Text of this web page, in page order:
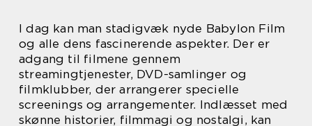
I dag kan man stadigvæk nyde Babylon Film
og alle dens fascinerende aspekter. Der er
adgang til filmene gennem
streamingtjenester, DVD-samlinger og
filmklubber, der arrangerer specielle
screenings og arrangementer. Indlæsset med
skønne historier, filmmagi og nostalgi, kan